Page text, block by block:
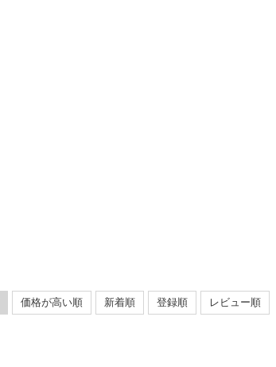
価格が高い順 新着順 登録順 レビュー順